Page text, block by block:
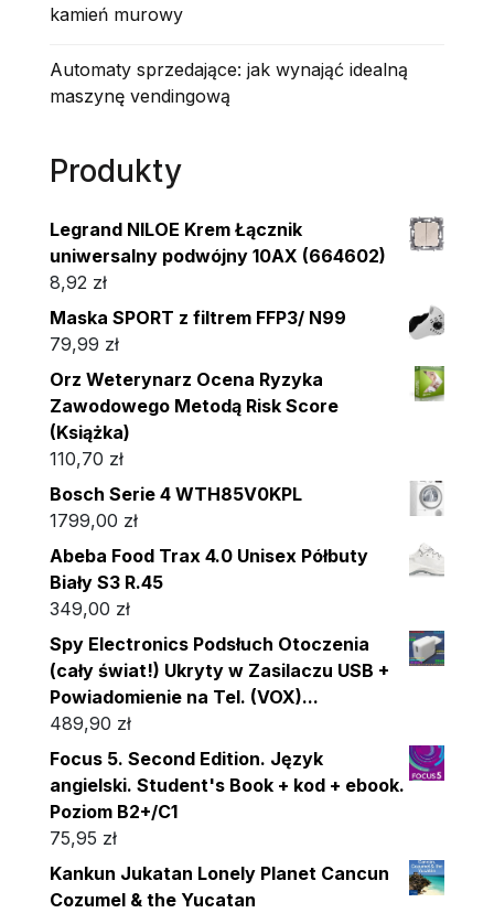
kamień murowy
Automaty sprzedające: jak wynająć idealną
maszynę vendingową
Produkty
Legrand NILOE Krem Łącznik
uniwersalny podwójny 10AX (664602)
8,92 zł
Maska SPORT z filtrem FFP3/ N99
79,99 zł
Orz Weterynarz Ocena Ryzyka
Zawodowego Metodą Risk Score
(Książka)
110,70 zł
Bosch Serie 4 WTH85V0KPL
1799,00 zł
Abeba Food Trax 4.0 Unisex Półbuty
Biały S3 R.45
349,00 zł
Spy Electronics Podsłuch Otoczenia
(cały świat!) Ukryty w Zasilaczu USB +
Powiadomienie na Tel. (VOX)...
489,90 zł
Focus 5. Second Edition. Język
angielski. Student's Book + kod + ebook.
Poziom B2+/C1
75,95 zł
Kankun Jukatan Lonely Planet Cancun
Cozumel & the Yucatan